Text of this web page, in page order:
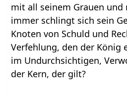
mit all seinem Grauen
immer schlingt sich sein
Knoten von Schuld und
Verfehlung, den der König
im Undurchsichtigen,
der Kern, der gilt?